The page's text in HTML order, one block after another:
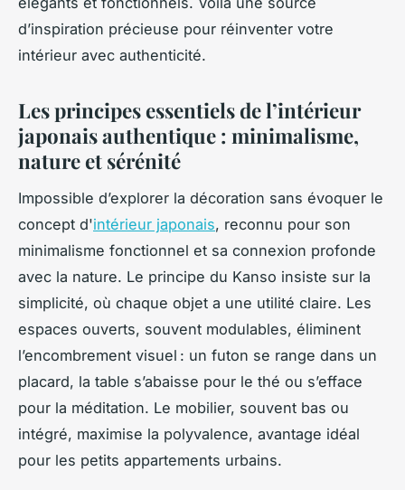
d’inspiration précieuse pour réinventer votre
intérieur avec authenticité.
Les principes essentiels de l’intérieur
japonais authentique : minimalisme,
nature et sérénité
Impossible d’explorer la décoration sans évoquer le
concept d'intérieur japonais, reconnu pour son
minimalisme fonctionnel et sa connexion profonde
avec la nature. Le principe du Kanso insiste sur la
simplicité, où chaque objet a une utilité claire. Les
espaces ouverts, souvent modulables, éliminent
l’encombrement visuel : un futon se range dans un
placard, la table s’abaisse pour le thé ou s’efface
pour la méditation. Le mobilier, souvent bas ou
intégré, maximise la polyvalence, avantage idéal
pour les petits appartements urbains.